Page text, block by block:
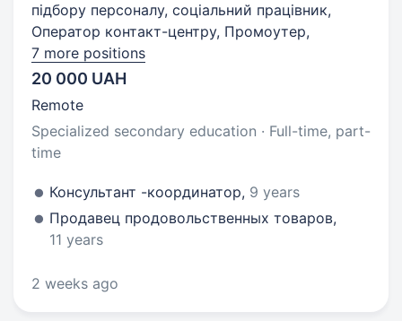
підбору персоналу, соціальний працівник,
Оператор контакт-центру, Промоутер,
7 more positions
20 000 UAH
Remote
Specialized secondary education · Full-time, part-
time
Консультант -координатор, 9 years
Продавец продовольственных товаров,
11 years
2 weeks ago